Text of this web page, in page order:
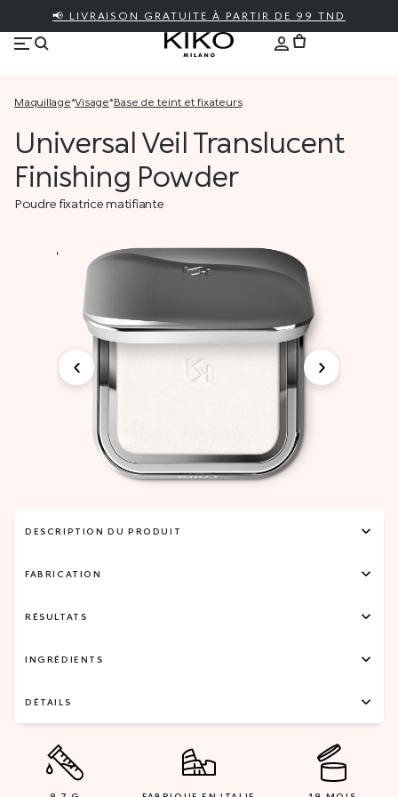
📢 LIVRAISON GRATUITE À PARTIR DE 99 TND
maquillage* visage* base de teint et fixateurs
Universal Veil Translucent
Finishing Powder
Poudre fixatrice matifiante
DESCRIPTION DU PRODUIT
FABRICATION
RÉSULTATS
INGRÉDIENTS
DÉTAILS